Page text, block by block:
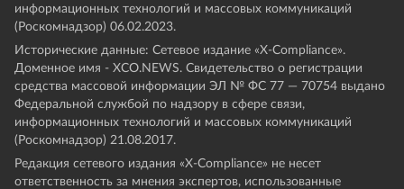
информационных технологий и массовых коммуникаций
(Роскомнадзор) 06.02.2023.
Исторические данные: Сетевое издание «Х-Compliance».
Доменное имя - XCO.NEWS. Свидетельство о регистрации
средства массовой информации ЭЛ № ФС 77 — 70754 выдано
Федеральной службой по надзору в сфере связи,
информационных технологий и массовых коммуникаций
(Роскомнадзор) 21.08.2017.
Редакция сетевого издания «X-Compliance» не несет
ответственность за мнения экспертов, использованные